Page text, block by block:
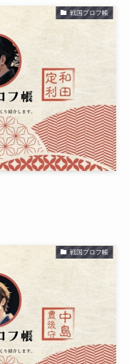
戦国プロフ帳
戦国プロフ帳